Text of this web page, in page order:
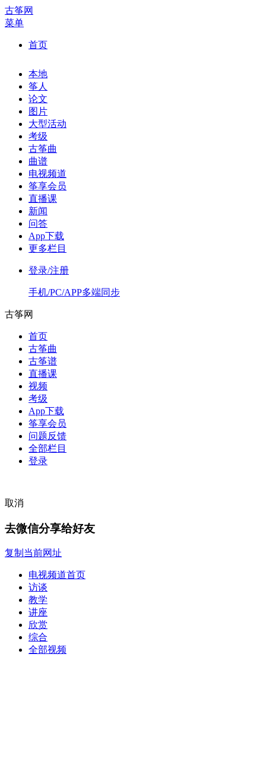
古筝网
菜单
首页
本地
筝人
论文
图片
大型活动
考级
古筝曲
曲谱
电视频道
筝享会员
直播课
新闻
问答
App下载
更多栏目
登录/注册
手机/PC/APP多端同步
古筝网
首页
古筝曲
古筝谱
直播课
视频
考级
App下载
筝享会员
问题反馈
全部栏目
登录
取消
去微信分享给好友
复制当前网址
电视频道首页
访谈
教学
讲座
欣赏
综合
全部视频